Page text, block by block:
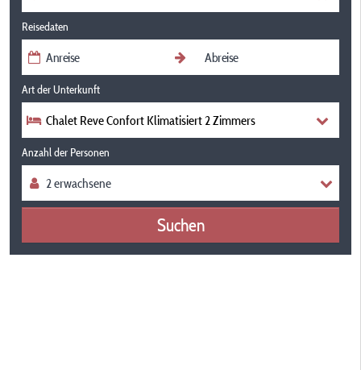
Reisedaten
Art der Unterkunft
Chalet Reve Confort Klimatisiert 2 Zimmers
Anzahl der Personen
Suchen